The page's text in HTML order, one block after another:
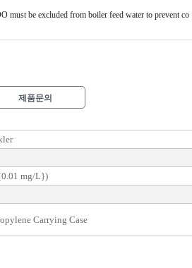
must be excluded from boiler feed water to prevent co
제품문의
mg/L})
Carrying Case